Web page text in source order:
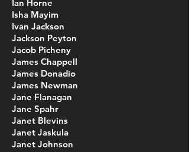
Ian Horne
Isha Mayim
Ivan Jackson
Jackson Peyton
Jacob Picheny
James Chappell
James Donadio
James Newman
Jane Flanagan
Jane Spahr
Janet Blevins
Janet Jaskula
Janet Johnson